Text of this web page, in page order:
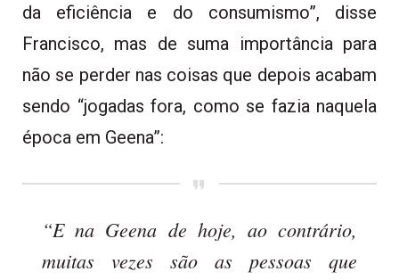
da eficiência e do consumismo”, disse
Francisco, mas de suma importância para
não se perder nas coisas que depois acabam
sendo “jogadas fora, como se fazia naquela
época em Geena”:
“E na Geena de hoje, ao contrário,
muitas vezes são as pessoas que